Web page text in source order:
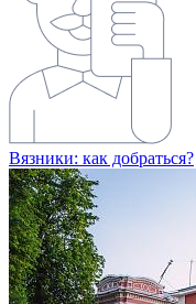
Вязники: как добраться?